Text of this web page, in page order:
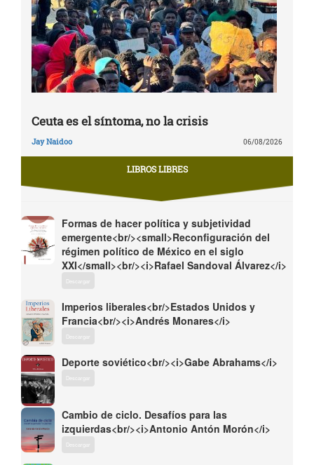
Ceuta es el síntoma, no la crisis
Jay Naidoo 06/08/2026
LIBROS LIBRES
Formas de hacer política y subjetividad
emergente<br/><small>Reconfiguración del
régimen político de México en el siglo
XXI</small><br/><i>Rafael Sandoval Álvarez</i>
Descargar
Imperios liberales<br/>Estados Unidos y
Francia<br/><i>Andrés Monares</i>
Descargar
Deporte soviético<br/><i>Gabe Abrahams</i>
Descargar
Cambio de ciclo. Desafíos para las
izquierdas<br/><i>Antonio Antón Morón</i>
Descargar